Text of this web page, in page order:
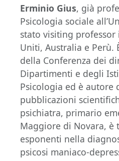
Erminio Gius, già
Psicologia sociale
stato visiting professor
Uniti, Australia e Perù.
della Conferenza dei
Dipartimenti e degli
Psicologia ed è autore
pubblicazioni
psichiatra, primario
Maggiore di Novara, è
esponenti nella
psicosi maniaco-